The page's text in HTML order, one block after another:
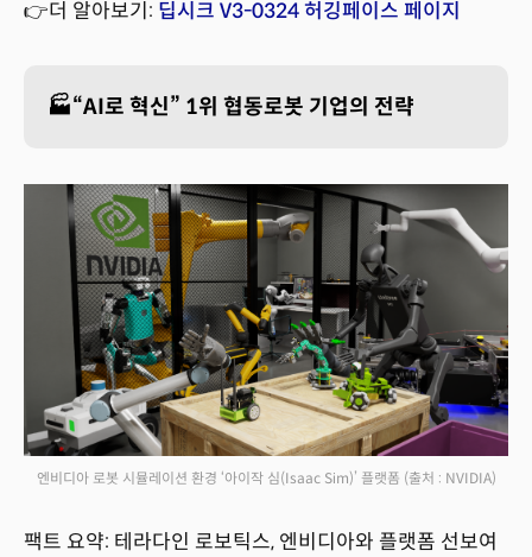
👉더 알아보기: 딥시크 V3-0324 허깅페이스 페이지
🏭“AI로 혁신” 1위 협동로봇 기업의 전략
엔비디아 로봇 시뮬레이션 환경 ‘아이작 심(Isaac Sim)’ 플랫폼 (출처 : NVIDIA)
팩트 요약: 테라다인 로보틱스, 엔비디아와 플랫폼 선보여